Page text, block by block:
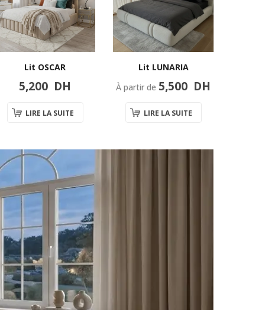
Lit OSCAR
5,200 DH
LIRE LA SUITE
Lit LUNARIA
À partir de 5,500 DH
LIRE LA SUITE